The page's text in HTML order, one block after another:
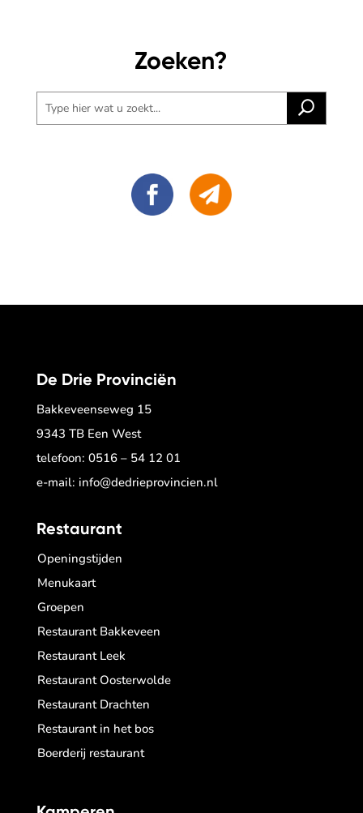
Zoeken?
De Drie Provinciën
Bakkeveenseweg 15
9343 TB Een West
telefoon: 0516 – 54 12 01
e-mail: info@dedrieprovincien.nl
Restaurant
Openingstijden
Menukaart
Groepen
Restaurant Bakkeveen
Restaurant Leek
Restaurant Oosterwolde
Restaurant Drachten
Restaurant in het bos
Boerderij restaurant